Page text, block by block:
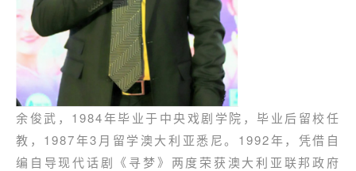
余俊武，1984年毕业于中央戏剧学院，毕业后留校任
教，1987年3月留学澳大利亚悉尼。1992年，凭借自
编自导现代话剧《寻梦》两度荣获澳大利亚联邦政府